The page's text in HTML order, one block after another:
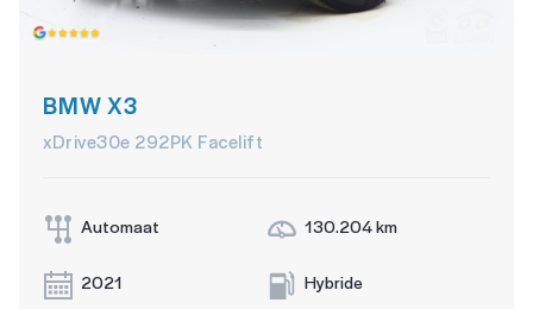
Rijstrooksensor met correctie
WiFi
BMW X3
xDrive30e 292PK Facelift
Automaat 130.204 km
2021 Hybride